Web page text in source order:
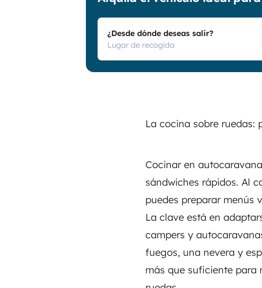
¿Desde dónde deseas salir?
La cocina sobre ruedas:
Cocinar en
sándwiches rápidos. Al
puedes preparar menús
La clave está en
campers y
fuegos, una nevera y
más que suficiente para